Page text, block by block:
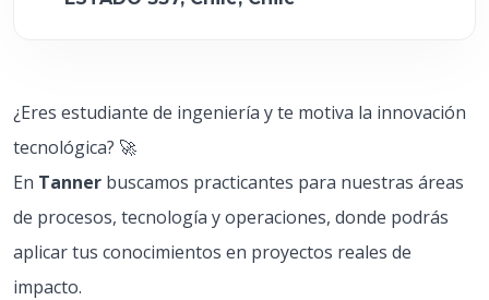
¿Eres estudiante de ingeniería y te motiva la innovación
tecnológica? 🚀
En Tanner buscamos practicantes para nuestras áreas
de procesos, tecnología y operaciones, donde podrás
aplicar tus conocimientos en proyectos reales de
impacto.